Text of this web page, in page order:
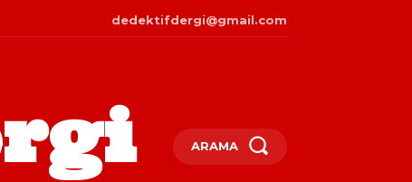
dedektifdergi@gmail.com
ARAMA